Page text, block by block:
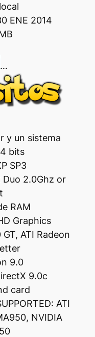
ENE 2014
…
y un sistema
bits
SP3
2.0Ghz or
RAM
Graphics
ATI Radeon
9.0
9.0c
card
ATI
NVIDIA